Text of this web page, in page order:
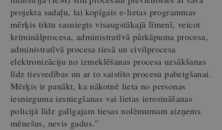
projekta sadaļu, lai kopīgais e-lietas programmas
mērķis tiktu sasniegts visaugstākajā līmenī, veicot
kriminālprocesa, administratīvā pārkāpuma procesa,
administratīvā procesa tiesā un civilprocesa
elektronizāciju no izmeklēšanas procesa uzsākšanas
līdz tiesvedības un ar to saistīto procesu pabeigšanai.
Mērķis ir panākt, ka nākotnē lieta no personas
iesnieguma iesniegšanas vai lietas ierosināšanas
policijā līdz galīgajam tiesas nolēmumam aizņems
mēnešus, nevis gadus."